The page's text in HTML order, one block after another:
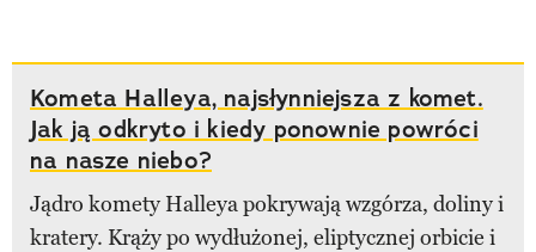
Kometa Halleya, najsłynniejsza z komet.
Jak ją odkryto i kiedy ponownie powróci
na nasze niebo?
Jądro komety Halleya pokrywają wzgórza, doliny i
kratery. Krąży po wydłużonej, eliptycznej orbicie i